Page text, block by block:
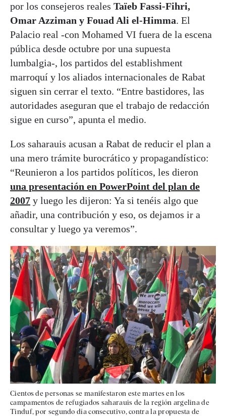
por los consejeros reales Taïeb Fassi-Fihri,
Omar Azziman y Fouad Ali el-Himma. El
Palacio real -con Mohamed VI fuera de la escena
pública desde octubre por una supuesta
lumbalgia-, los partidos del establishment
marroquí y los aliados internacionales de Rabat
siguen sin cerrar el texto. “Entre bastidores, las
autoridades aseguran que el trabajo de redacción
sigue en curso”, apunta el medio.
Los saharauis acusan a Rabat de reducir el plan a
una mero trámite burocrático y propagandístico:
“Reunieron a los partidos políticos, les dieron
una presentación en PowerPoint del plan de
2007 y luego les dijeron: Ya si tenéis algo que
añadir, una contribución y eso, os dejamos ir a
consultar y luego ya veremos”.
Cientos de personas se manifestaron este martes en los
campamentos de refugiados saharauis de la región argelina de
Tinduf, por segundo día consecutivo, contra la propuesta de